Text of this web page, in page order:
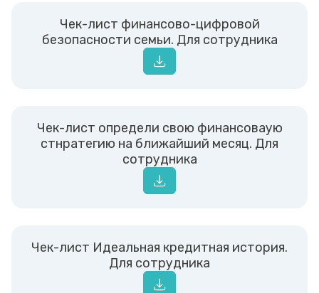
Чек-лист финансово-цифровой
безопасности семьи. Для сотрудника
Чек-лист определи свою финансоваую
стнратегию на ближайший месяц. Для
сотрудника
Чек-лист Идеальная кредитная история.
Для сотрудника